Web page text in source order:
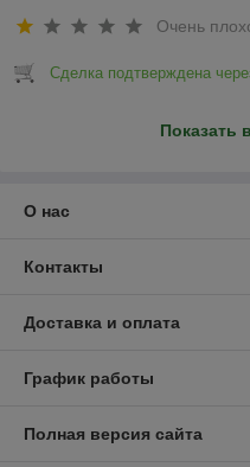
Очень
Сделка подтверждена
Показать
О нас
Контакты
Доставка и оплата
График работы
Полная версия сайта